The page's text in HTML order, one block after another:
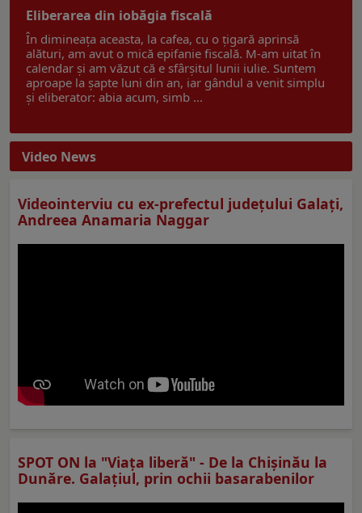
Eliberarea din iobăgia fiscală
În dimineața aceasta, la cafea, cu o țigară aprinsă
alături, am avut o mică epifanie fiscală. M-am uitat în
calendar și am văzut că e sfârșitul lunii iulie. Suntem
aproape la șapte luni din an, iar gândul a venit simplu
și eliberator: abia acum, simb ...
Video News
Videointerviu cu ex-prefectul judeţului Galaţi,
Andreea Anamaria Naggar
SPOT ON la "Viaţa liberă" - De la Chișinău la
Dunăre. Galațiul, prin ochii basarabenilor